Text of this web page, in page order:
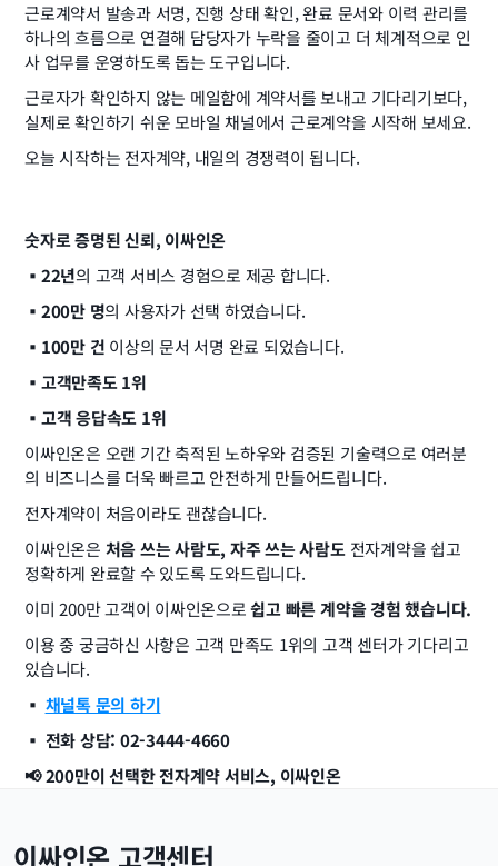
근로계약서 발송과 서명, 진행 상태 확인, 완료 문서와 이력 관리를
하나의 흐름으로 연결해 담당자가 누락을 줄이고 더 체계적으로 인
사 업무를 운영하도록 돕는 도구입니다.
근로자가 확인하지 않는 메일함에 계약서를 보내고 기다리기보다,
실제로 확인하기 쉬운 모바일 채널에서 근로계약을 시작해 보세요.
오늘 시작하는 전자계약, 내일의 경쟁력이 됩니다.
숫자로 증명된 신뢰, 이싸인온
▪️22년의 고객 서비스 경험으로 제공 합니다.
▪️200만 명의 사용자가 선택 하였습니다.
▪️100만 건 이상의 문서 서명 완료 되었습니다.
▪️고객만족도 1위
▪️고객 응답속도 1위
이싸인온은 오랜 기간 축적된 노하우와 검증된 기술력으로 여러분
의 비즈니스를 더욱 빠르고 안전하게 만들어드립니다.
전자계약이 처음이라도 괜찮습니다.
이싸인온은 처음 쓰는 사람도, 자주 쓰는 사람도 전자계약을 쉽고
정확하게 완료할 수 있도록 도와드립니다.
이미 200만 고객이 이싸인온으로 쉽고 빠른 계약을 경험 했습니다.
이용 중 궁금하신 사항은 고객 만족도 1위의 고객 센터가 기다리고
있습니다.
▪️ 채널톡 문의 하기
▪️ 전화 상담: 02-3444-4660
📢 200만이 선택한 전자계약 서비스, 이싸인온
이싸인온 고객센터